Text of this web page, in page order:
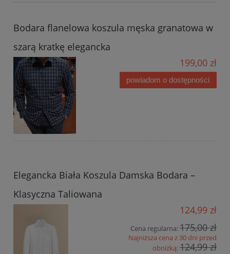
Bodara flanelowa koszula męska granatowa w
szarą kratkę elegancka
199,00 zł
powiadom o dostępności
Elegancka Biała Koszula Damska Bodara –
Klasyczna Taliowana
124,99 zł
Cena regularna:175,00 zł
Najniższa cena z 30 dni przed
obniżką:124,99 zł